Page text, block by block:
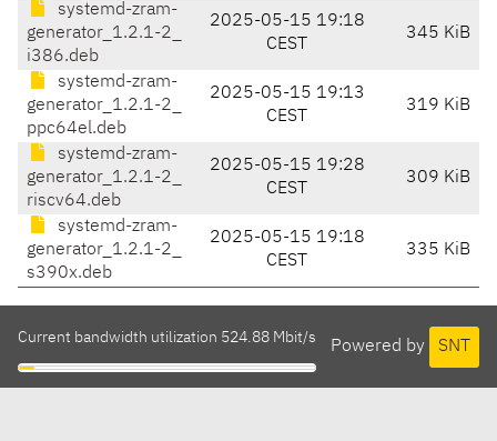
systemd-zram-
generator_1.2.1-2_
i386.deb
2025-05-15 19:18
CEST
345 KiB
systemd-zram-
generator_1.2.1-2_
ppc64el.deb
2025-05-15 19:13
CEST
319 KiB
systemd-zram-
generator_1.2.1-2_
riscv64.deb
2025-05-15 19:28
CEST
309 KiB
systemd-zram-
generator_1.2.1-2_
s390x.deb
2025-05-15 19:18
CEST
335 KiB
Powered by SNT
Current bandwidth utilization 524.88 Mbit/s